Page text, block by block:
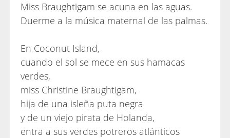
Miss Braughtigam se acuna en las aguas.
Duerme a la música maternal de las palmas.
En Coconut Island,
cuando el sol se mece en sus hamacas
verdes,
miss Christine Braughtigam,
hija de una isleña puta negra
y de un viejo pirata de Holanda,
entra a sus verdes potreros atlánticos